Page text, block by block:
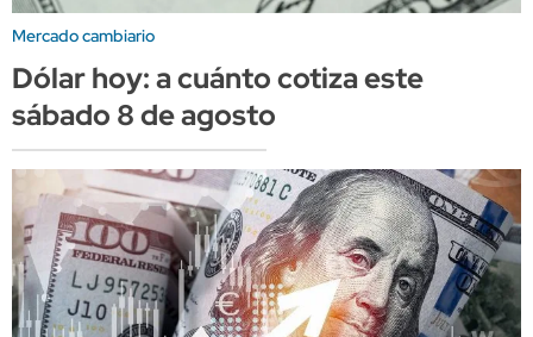
Mercado cambiario
Dólar hoy: a cuánto cotiza este
sábado 8 de agosto